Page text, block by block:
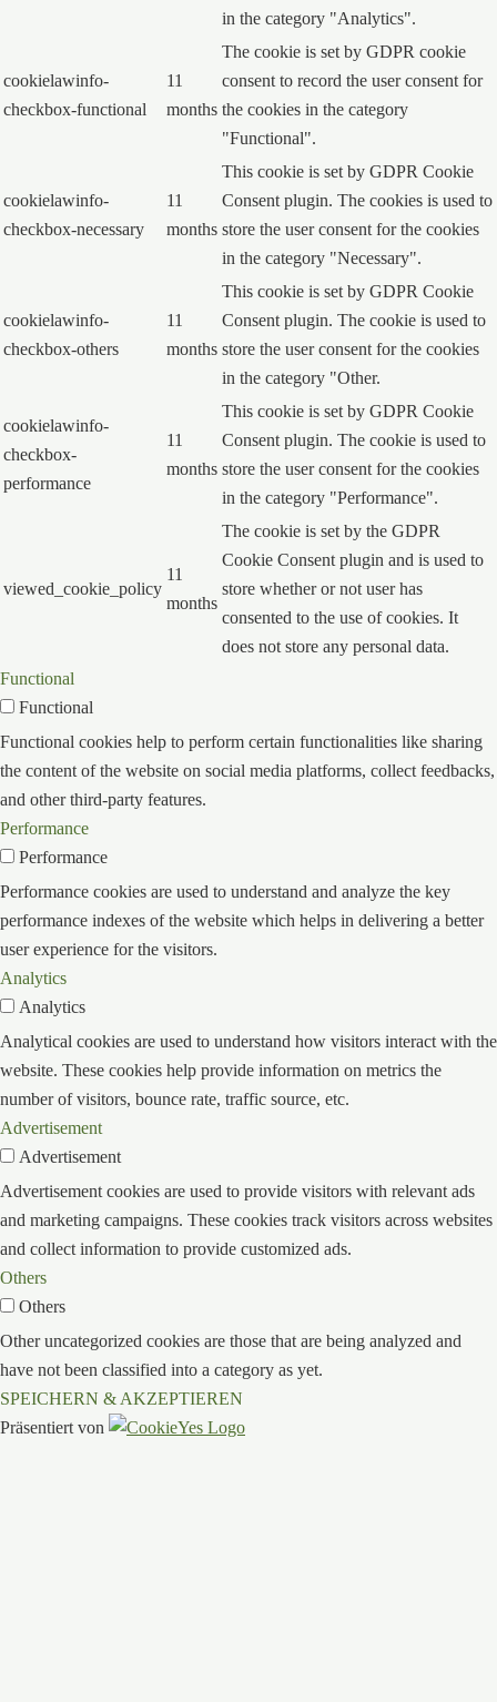
in the category "Analytics".
cookielawinfo-
checkbox-functional
11
months
The cookie is set by GDPR cookie
consent to record the user consent for
the cookies in the category
"Functional".
cookielawinfo-
checkbox-necessary
11
months
This cookie is set by GDPR Cookie
Consent plugin. The cookies is used to
store the user consent for the cookies
in the category "Necessary".
cookielawinfo-
checkbox-others
11
months
This cookie is set by GDPR Cookie
Consent plugin. The cookie is used to
store the user consent for the cookies
in the category "Other.
cookielawinfo-
checkbox-
performance
11
months
This cookie is set by GDPR Cookie
Consent plugin. The cookie is used to
store the user consent for the cookies
in the category "Performance".
viewed_cookie_policy
11
months
The cookie is set by the GDPR
Cookie Consent plugin and is used to
store whether or not user has
consented to the use of cookies. It
does not store any personal data.
Functional
Functional
Functional cookies help to perform certain functionalities like sharing
the content of the website on social media platforms, collect feedbacks,
and other third-party features.
Performance
Performance
Performance cookies are used to understand and analyze the key
performance indexes of the website which helps in delivering a better
user experience for the visitors.
Analytics
Analytics
Analytical cookies are used to understand how visitors interact with the
website. These cookies help provide information on metrics the
number of visitors, bounce rate, traffic source, etc.
Advertisement
Advertisement
Advertisement cookies are used to provide visitors with relevant ads
and marketing campaigns. These cookies track visitors across websites
and collect information to provide customized ads.
Others
Others
Other uncategorized cookies are those that are being analyzed and
have not been classified into a category as yet.
SPEICHERN & AKZEPTIEREN
Präsentiert von